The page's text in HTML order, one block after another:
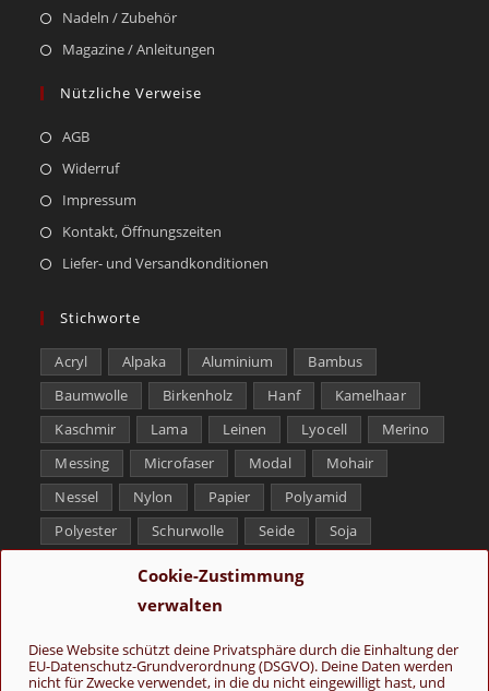
Cookie-Zustimmung
verwalten
Diese Website schützt deine Privatsphäre durch die Einhaltung der
EU-Datenschutz-Grundverordnung (DSGVO). Deine Daten werden
nicht für Zwecke verwendet, in die du nicht eingewilligt hast, und
Nadeln / Zubehör
Magazine / Anleitungen
Nützliche Verweise
AGB
Widerruf
Impressum
Kontakt, Öffnungszeiten
Liefer- und Versandkonditionen
Stichworte
Acryl Alpaka Aluminium
Bambus
Baumwolle
Birkenholz Hanf
Kamelhaar
Kaschmir
Lama Leinen Lyocell
Merino
Messing
Microfaser Modal
Mohair
Nessel
Nylon Papier
Polyamid
Polyester
Schurwolle Seide
Soja
Tencel
Yak
Folge uns